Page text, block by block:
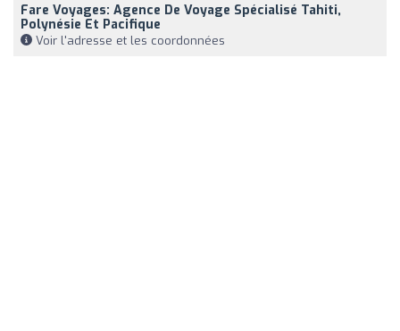
Fare Voyages: Agence De Voyage Spécialisé Tahiti,
Polynésie Et Pacifique
Voir l'adresse et les coordonnées